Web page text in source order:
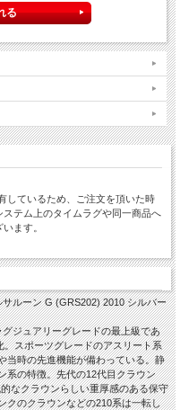
しているため、ご注文を頂いた時
テム上のタイムラグや同一商品へ
ます。
ルーン G (GRS202) 2010 シルバー
ジュアリーグレードの最上級であ
スポーツグレードのアスリート系
当時の先進機能が備わっている。静
系の特徴。先代の12代目クラウン
なクラウンらしい重厚感のある保守
クのクラウンなどの210系は一転し